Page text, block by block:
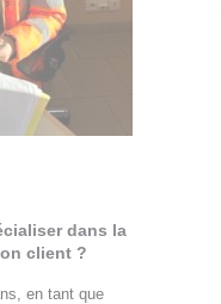
dans la
client ?
en tant que